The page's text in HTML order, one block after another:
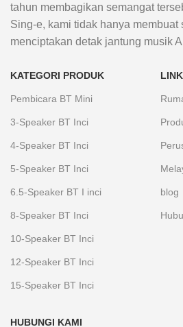
tahun membagikan semangat
Sing-e, kami tidak hanya
menciptakan detak jantung musik
KATEGORI PRODUK
Pembicara BT Mini
3-Speaker BT Inci
4-Speaker BT Inci
5-Speaker BT Inci
6.5-Speaker BT I inci
8-Speaker BT Inci
10-Speaker BT Inci
12-Speaker BT Inci
15-Speaker BT Inci
blog
HUBUNGI KAMI